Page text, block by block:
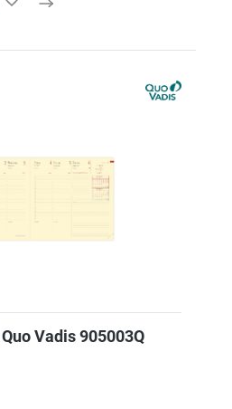
Vadis 905003Q